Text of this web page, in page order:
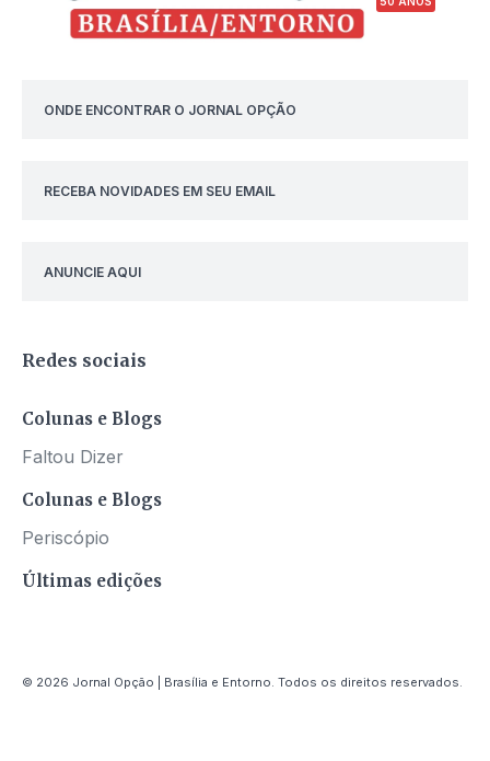
ONDE ENCONTRAR O JORNAL OPÇÃO
RECEBA NOVIDADES EM SEU EMAIL
ANUNCIE AQUI
Redes sociais
Colunas e Blogs
Faltou Dizer
Colunas e Blogs
Periscópio
Últimas edições
© 2026 Jornal Opção | Brasília e Entorno. Todos os direitos reservados.